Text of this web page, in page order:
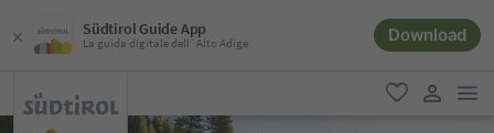
Südtirol Guide App
La guida digitale dell´Alto Adige Download
favoriti